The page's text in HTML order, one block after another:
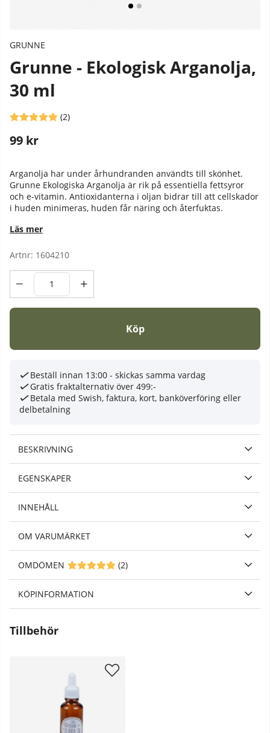
GRUNNE
Grunne - Ekologisk Arganolja,
30 ml
Medelbetyg 5 av 5 Antal betyg 2
(2)
99 kr
Arganolja har under århundranden användts till skönhet.
Grunne Ekologiska Arganolja är rik på essentiella fettsyror
och e-vitamin. Antioxidanterna i oljan bidrar till att cellskador
i huden minimeras, huden får näring och återfuktas.
Läs mer
Artnr: 1604210
Köp
Beställ innan 13:00 - skickas samma vardag
Gratis fraktalternativ över 499:-
Betala med Swish, faktura, kort, banköverföring eller
delbetalning
BESKRIVNING
EGENSKAPER
INNEHÅLL
OM VARUMÄRKET
OMDÖMEN MEDELBETYG 5 AV 5 ANTAL BETYG 2
(2)
KÖPINFORMATION
Tillbehör